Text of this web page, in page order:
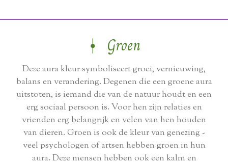
⍿ Groen
Deze aura kleur symboliseert groei, vernieuwing,
balans en verandering. Degenen die een groene aura
uitstoten, is iemand die van de natuur houdt en een
erg sociaal persoon is. Voor hen zijn relaties en
vrienden erg belangrijk en velen van hen houden
van dieren. Groen is ook de kleur van genezing -
veel psychologen of artsen hebben groen in hun
aura. Deze mensen hebben ook een kalm en